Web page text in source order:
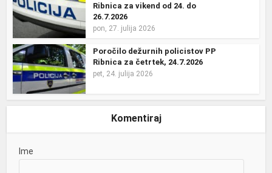
Ribnica za vikend od 24. do
26.7.2026
pon, 27. julija 2026
Poročilo dežurnih policistov PP
Ribnica za četrtek, 24.7.2026
pet, 24. julija 2026
Komentiraj
Ime